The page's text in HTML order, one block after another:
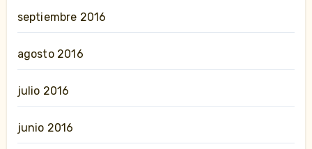
septiembre 2016
agosto 2016
julio 2016
junio 2016